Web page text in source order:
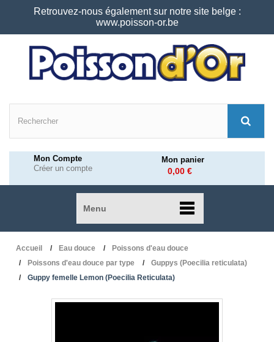
Retrouvez-nous également sur notre site belge :
www.poisson-or.be
Mon Compte
Créer un compte
Mon panier
0,00 €
Menu
Accueil Eau douce
Poissons d'eau douce
Poissons d'eau douce par type
Guppys (Poecilia reticulata)
Guppy femelle Lemon (Poecilia Reticulata)